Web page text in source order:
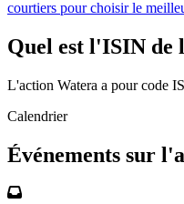
courtiers pour choisir le
Quel est l'ISIN de
L'action Watera a pour code
Calendrier
Événements sur